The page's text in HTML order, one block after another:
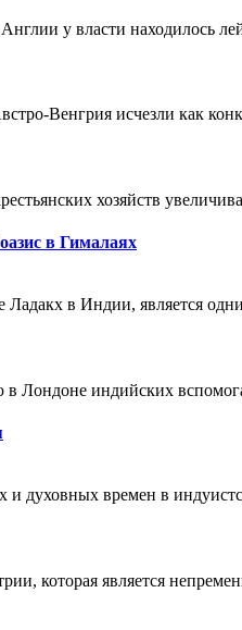
у власти находилось
Венгрия исчезли как
хозяйств
в Гималаях
в Индии, является
Лондоне индийских
духовных времен в
которая является